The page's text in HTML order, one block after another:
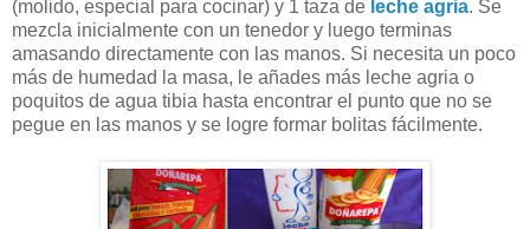
(molido, especial para cocinar) y 1 taza de leche agria. Se
mezcla inicialmente con un tenedor y luego terminas
amasando directamente con las manos. Si necesita un poco
más de humedad la masa, le añades más leche agria o
poquitos de agua tibia hasta encontrar el punto que no se
pegue en las manos y se logre formar bolitas fácilmente.